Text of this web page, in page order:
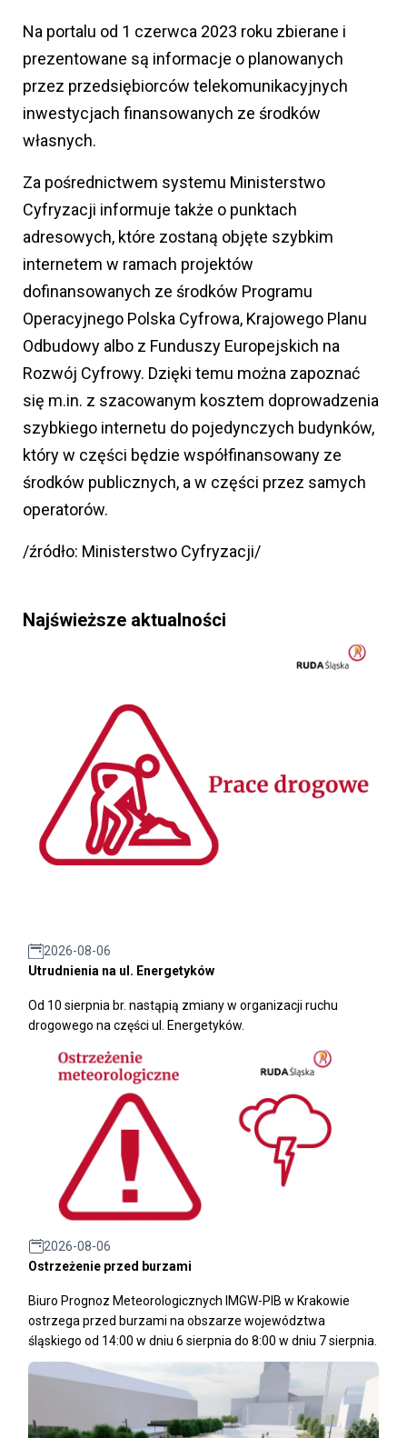
Na portalu od 1 czerwca 2023 roku zbierane i
prezentowane są informacje o planowanych
przez przedsiębiorców telekomunikacyjnych
inwestycjach finansowanych ze środków
własnych.
Za pośrednictwem systemu Ministerstwo
Cyfryzacji informuje także o punktach
adresowych, które zostaną objęte szybkim
internetem w ramach projektów
dofinansowanych ze środków Programu
Operacyjnego Polska Cyfrowa, Krajowego Planu
Odbudowy albo z Funduszy Europejskich na
Rozwój Cyfrowy. Dzięki temu można zapoznać
się m.in. z szacowanym kosztem doprowadzenia
szybkiego internetu do pojedynczych budynków,
który w części będzie współfinansowany ze
środków publicznych, a w części przez samych
operatorów.
/źródło: Ministerstwo Cyfryzacji/
Najświeższe aktualności
2026-08-06
Utrudnienia na ul. Energetyków
Od 10 sierpnia br. nastąpią zmiany w organizacji ruchu
drogowego na części ul. Energetyków.
2026-08-06
Ostrzeżenie przed burzami
Biuro Prognoz Meteorologicznych IMGW-PIB w Krakowie
ostrzega przed burzami na obszarze województwa
śląskiego od 14:00 w dniu 6 sierpnia do 8:00 w dniu 7 sierpnia.